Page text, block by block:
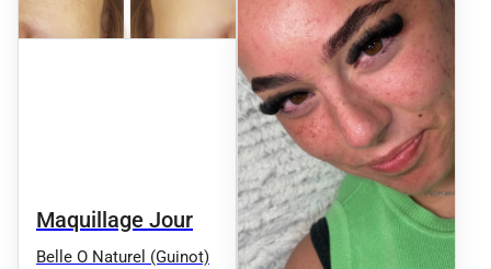
Maquillage Jour
Belle O Naturel (Guinot)